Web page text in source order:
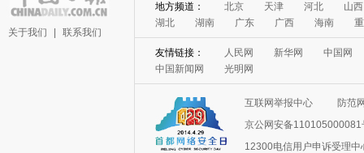
关于我们 联系我们
地方频道： 北京 天津 河北
山西
湖北
湖南 广东 广西 海南
友情链接： 人民网 新华网
中国网
中国新闻网
光明网
互联网举报中心
防范
京公网安备110105000081
12300电信用户申诉受理中